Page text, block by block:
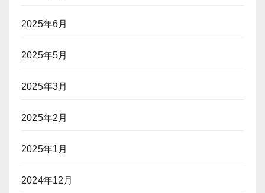
2025年6月
2025年5月
2025年3月
2025年2月
2025年1月
2024年12月